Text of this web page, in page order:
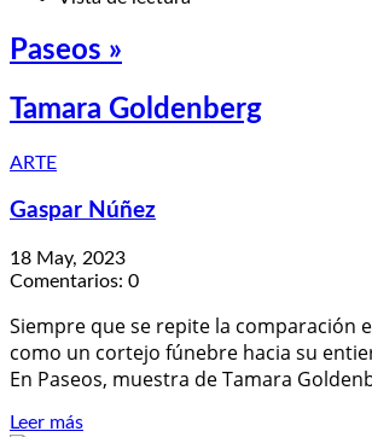
Paseos »
Tamara Goldenberg
ARTE
Gaspar Núñez
18 May, 2023
Comentarios: 0
Siempre que se repite la comparación
como un cortejo fúnebre hacia su
En Paseos, muestra de Tamara
Leer más